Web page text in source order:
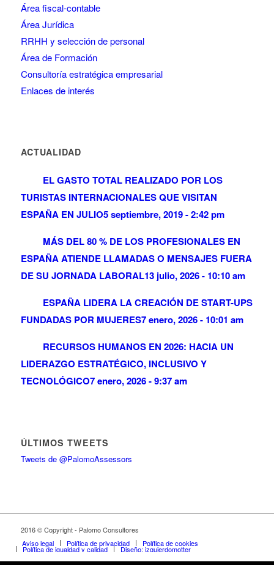
Área fiscal-contable
Área Jurídica
RRHH y selección de personal
Área de Formación
Consultoría estratégica empresarial
Enlaces de interés
ACTUALIDAD
EL GASTO TOTAL REALIZADO POR LOS
TURISTAS INTERNACIONALES QUE VISITAN
ESPAÑA EN JULIO5 septiembre, 2019 - 2:42 pm
MÁS DEL 80 % DE LOS PROFESIONALES EN
ESPAÑA ATIENDE LLAMADAS O MENSAJES FUERA
DE SU JORNADA LABORAL13 julio, 2026 - 10:10 am
ESPAÑA LIDERA LA CREACIÓN DE START-UPS
FUNDADAS POR MUJERES7 enero, 2026 - 10:01 am
RECURSOS HUMANOS EN 2026: HACIA UN
LIDERAZGO ESTRATÉGICO, INCLUSIVO Y
TECNOLÓGICO7 enero, 2026 - 9:37 am
ÚLTIMOS TWEETS
Tweets de @PalomoAssessors
2016 © Copyright - Palomo Consultores
Aviso legal
Política de privacidad Política de cookies
Política de igualdad y calidad Diseño: izquierdomotter